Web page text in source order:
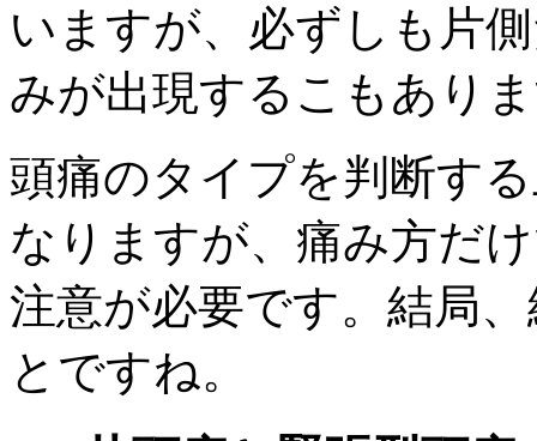
いますが、必ずしも片
みが出現するこもあり
頭痛のタイプを判断す
なりますが、痛み方だ
注意が必要です。結局
とですね。